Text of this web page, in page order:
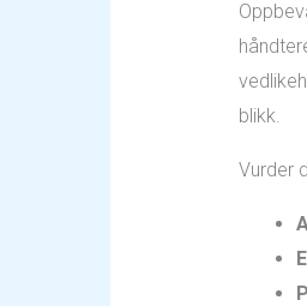
blikk.
Vurder